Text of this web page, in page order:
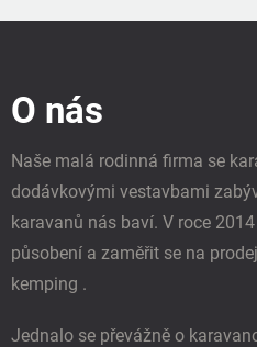
O nás
Naše malá rodinná firma se
dodávkovými vestavbami
karavanů nás baví. V roce
působení a zaměřit se na
kemping .
Jednalo se převážně o